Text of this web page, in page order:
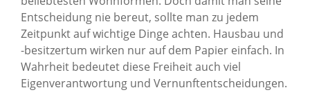
Entscheidung nie bereut, sollte man zu jedem
Zeitpunkt auf wichtige Dinge achten. Hausbau und
-besitzertum wirken nur auf dem Papier einfach. In
Wahrheit bedeutet diese Freiheit auch viel
Eigenverantwortung und Vernunftentscheidungen.